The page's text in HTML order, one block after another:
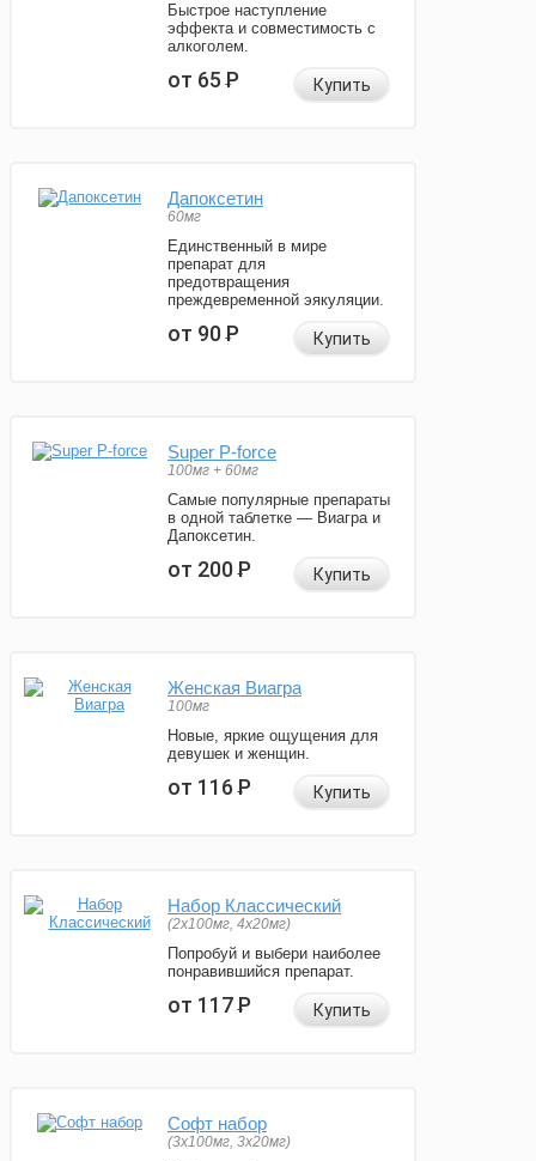
Быстрое наступление
эффекта и совместимость с
алкоголем.
от 65Р Купить
Дапоксетин
60мг
Единственный в мире
препарат для
предотвращения
преждевременной эякуляции.
от 90Р Купить
Super P-force
100мг + 60мг
Самые популярные препараты
в одной таблетке — Виагра и
Дапоксетин.
от 200Р Купить
Женская Виагра
100мг
Новые, яркие ощущения для
девушек и женщин.
от 116Р Купить
Набор Классический
(2x100мг, 4x20мг)
Попробуй и выбери наиболее
понравившийся препарат.
от 117Р Купить
Софт набор
(3x100мг, 3x20мг)